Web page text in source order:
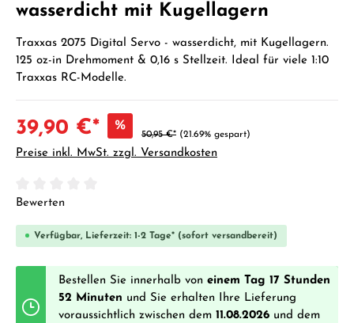
wasserdicht mit Kugellagern
Traxxas 2075 Digital Servo - wasserdicht, mit Kugellagern.
125 oz-in Drehmoment & 0,16 s Stellzeit. Ideal für viele 1:10
Traxxas RC-Modelle.
39,90 €* %
50,95 €* (21.69% gespart)
Preise inkl. MwSt. zzgl. Versandkosten
Durchschnittliche Bewertung von 0 von 5 Sternen
Bewerten
Verfügbar, Lieferzeit: 1-2 Tage* (sofort versandbereit)
Bestellen Sie innerhalb von einem Tag 17 Stunden
52 Minuten und Sie erhalten Ihre Lieferung
voraussichtlich zwischen dem 11.08.2026 und dem